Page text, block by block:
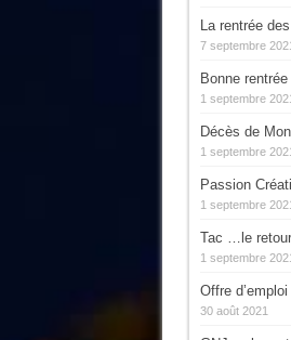
La rentrée
7 septembre
Bonne rentrée
1 septembre
Décès de
1 septembre
Passion
1 septembre
Tac …le retour
1 septembre
Offre d’emploi
30 août 2021